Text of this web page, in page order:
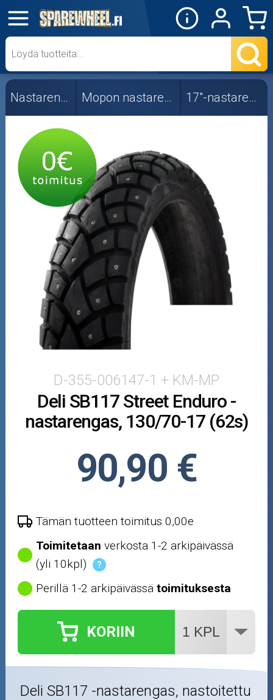
✕
Mopon osat
Skootterin osat
Crossipyörän osat
Moottoripyörän osat
Moottorikelkan osat
Mopoauton osat
Mönkijän osat
Puutarha ja metsä
Ajovarusteet
Nastarenkaat
Öljyt ja kemikaalit
Työkalut
Outlet-tuotteet
Nastarenkaat Mopon nastarenkaat 17"-nastarenkaat
D-355-006147-1 + KM-MP
Deli SB117 Street Enduro -
nastarengas, 130/70-17 (62s)
90,90 €
Tämän tuotteen toimitus 0,00e
Toimitetaan verkosta 1-2 arkipäivässä
(yli 10kpl)
?
Perillä 1-2 arkipäivässätoimituksesta
KORIIN
Deli SB117 -nastarengas, nastoitettu